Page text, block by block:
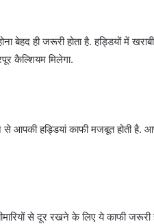
बेहद ही जरूरी होता है. हड्डियों में
कैल्शियम मिलेगा.
आपकी हड्डियां काफी मजबूत होती
से दूर रखने के लिए ये काफी